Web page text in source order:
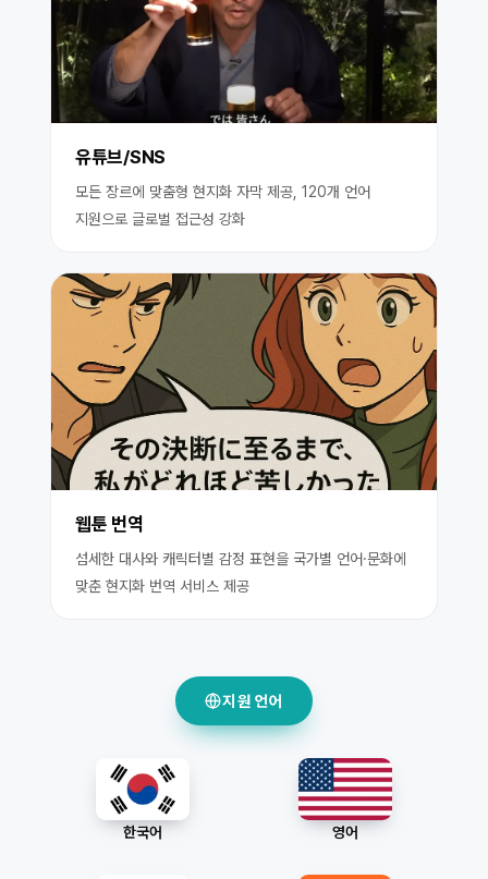
유튜브/SNS
모든 장르에 맞춤형 현지화 자막 제공, 120개 언어
지원으로 글로벌 접근성 강화
웹툰 번역
섬세한 대사와 캐릭터별 감정 표현을 국가별 언어·문화에
맞춘 현지화 번역 서비스 제공
지원 언어
한국어 영어